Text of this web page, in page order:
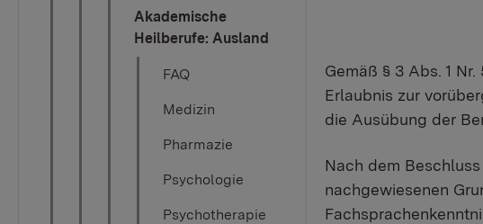
Akademische
Heilberufe: Ausland
FAQ
Medizin
Pharmazie
Psychologie
Psychotherapie
Gemäß § 3 Abs. 1
Erlaubnis zur
die Ausübung der
Nach dem
nachgewiesenen